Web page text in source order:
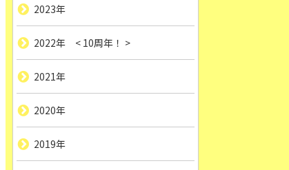
2023年
2022年 < 10周年！ >
2021年
2020年
2019年